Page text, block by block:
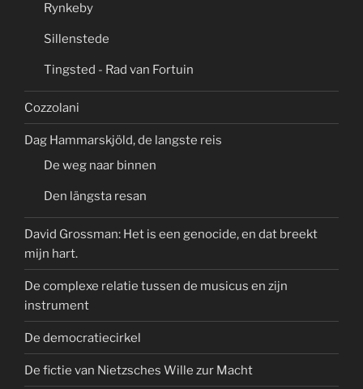
Rynkeby
Sillenstede
Tingsted - Rad van Fortuin
Cozzolani
Dag Hammarskjöld, de langste reis
De weg naar binnen
Den längsta resan
David Grossman: Het is een genocide, en dat breekt
mijn hart.
De complexe relatie tussen de musicus en zijn
instrument
De democratiecirkel
De fictie van Nietzsches Wille zur Macht